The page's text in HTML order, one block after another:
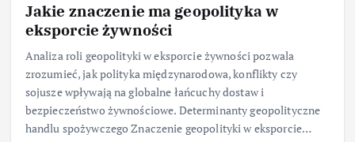
Jakie znaczenie ma geopolityka w
eksporcie żywności
Analiza roli geopolityki w eksporcie żywności pozwala
zrozumieć, jak polityka międzynarodowa, konflikty czy
sojusze wpływają na globalne łańcuchy dostaw i
bezpieczeństwo żywnościowe. Determinanty geopolityczne
handlu spożywczego Znaczenie geopolityki w eksporcie…